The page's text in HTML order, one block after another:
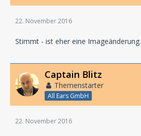
22. November 2016
Stimmt - ist eher eine Imageänderung.
Captain Blitz
Themenstarter
All Ears GmbH
22. November 2016